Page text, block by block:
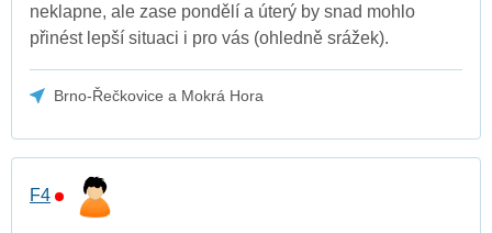
neklapne, ale zase pondělí a úterý by snad mohlo
přinést lepší situaci i pro vás (ohledně srážek).
Brno-Řečkovice a Mokrá Hora
F4